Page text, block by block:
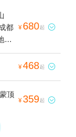
都
区
玩
¥ 680起 
¥468起 
顶
¥359起 